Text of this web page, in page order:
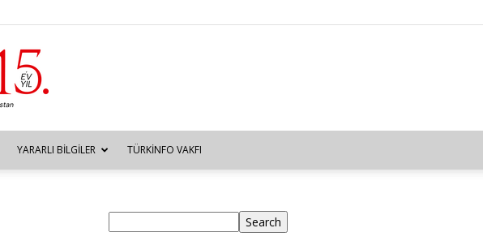
YARARLI BILGILER TÜRKINFO VAKFI
Search